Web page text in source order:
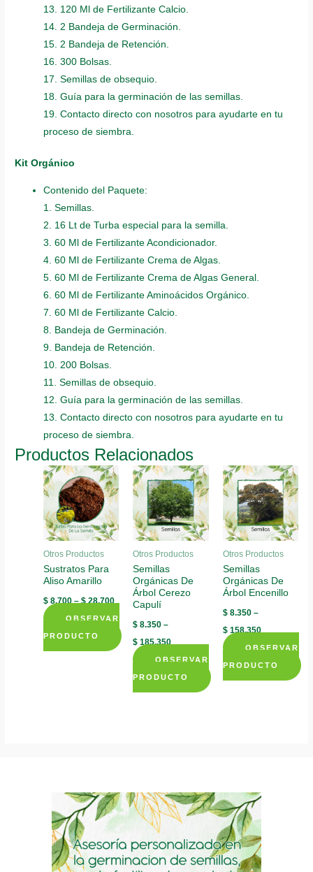
13. 120 Ml de Fertilizante Calcio.
14. 2 Bandeja de Germinación.
15. 2 Bandeja de Retención.
16. 300 Bolsas.
17. Semillas de obsequio.
18. Guía para la germinación de las semillas.
19. Contacto directo con nosotros para ayudarte en tu
proceso de siembra.
Kit Orgánico
Contenido del Paquete:
1. Semillas.
2. 16 Lt de Turba especial para la semilla.
3. 60 Ml de Fertilizante Acondicionador.
4. 60 Ml de Fertilizante Crema de Algas.
5. 60 Ml de Fertilizante Crema de Algas General.
6. 60 Ml de Fertilizante Aminoácidos Orgánico.
7. 60 Ml de Fertilizante Calcio.
8. Bandeja de Germinación.
9. Bandeja de Retención.
10. 200 Bolsas.
11. Semillas de obsequio.
12. Guía para la germinación de las semillas.
13. Contacto directo con nosotros para ayudarte en tu
proceso de siembra.
Productos Relacionados
Otros Productos
Sustratos Para
Aliso Amarillo
$ 8.700–$28.700
OBSERVAR
PRODUCTO
This
chosen
on
the
product
Otros Productos
Semillas
Orgánicas De
Árbol Cerezo
Capulí
$ 8.350 –
$ 185.350
OBSERVAR
PRODUCTO
This
options
may
chosen
on
Otros Productos
Semillas
Orgánicas De
Árbol Encenillo
$8.350–
$158.350
OBSERVAR
PRODUCTO
This
may
be
chosen
on